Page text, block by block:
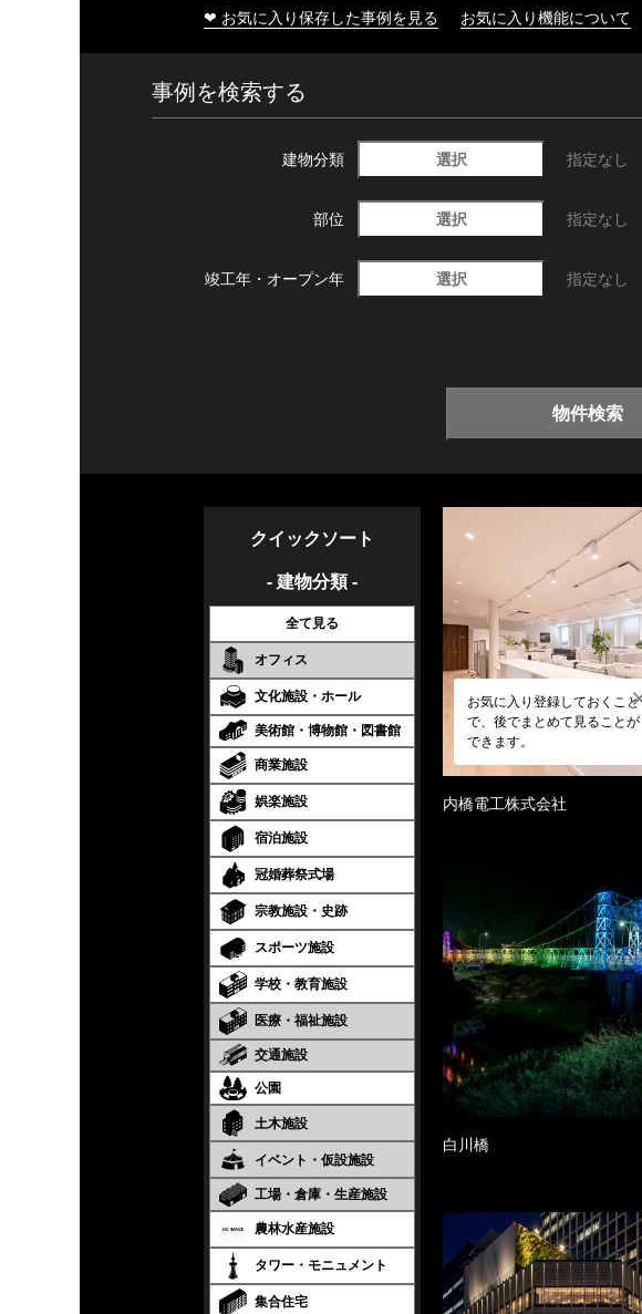
❤ お気に入り保存した事例を見る お気に入り機能について
事例を検索する
建物分類 選択 指定なし
部位 選択 指定なし
竣工年・ オープン年 選択 指定なし
物件検索
クイックソート
- 建物分類 -
全て見る
オフィス
文化施設・ホール
美術館・博物館・図書館
商業施設
娯楽施設
宿泊施設
冠婚葬祭式場
宗教施設・史跡
スポーツ施設
学校・教育施設
医療・福祉施設
交通施設
公園
土木施設
イベント・仮設施設
工場・倉庫・生産施設
農林水産施設
タワー・モニュメント
集合住宅
お気に入り登録しておくこと
で、後でまとめて見ることが
できます。
内橋電工株式会社
白川橋